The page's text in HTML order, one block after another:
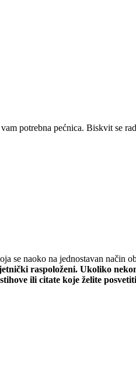
potrebna pećnica. Biskvit se
se naoko na jednostavan način
raspoloženi. Ukoliko
ili citate koje želite